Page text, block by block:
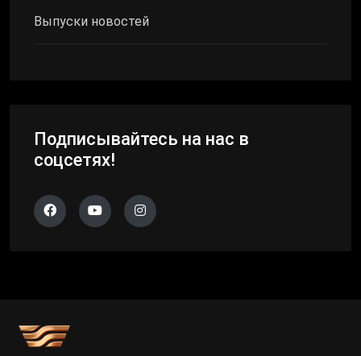
Выпуски новостей
Подписывайтесь на нас в
соцсетях!